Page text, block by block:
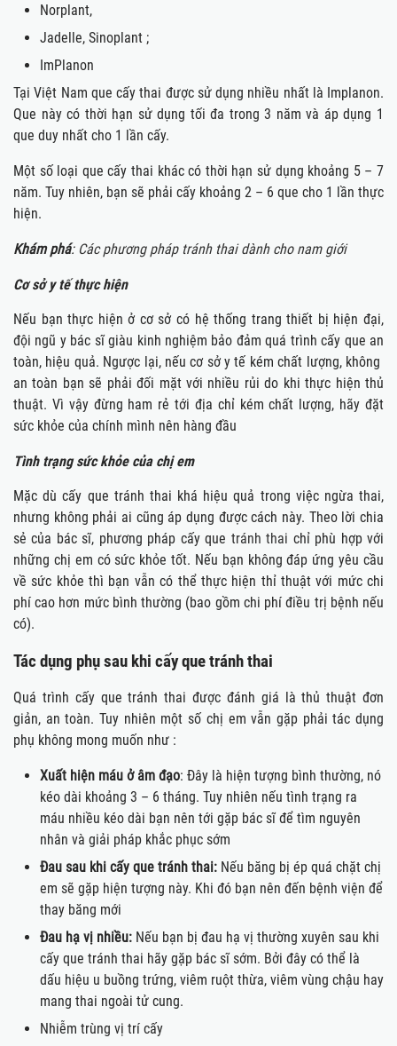
Norplant,
Jadelle, Sinoplant ;
ImPlanon
Tại Việt Nam que cấy thai được sử dụng nhiều nhất là Implanon.
Que này có thời hạn sử dụng tối đa trong 3 năm và áp dụng 1
que duy nhất cho 1 lần cấy.
Một số loại que cấy thai khác có thời hạn sử dụng khoảng 5 – 7
năm. Tuy nhiên, bạn sẽ phải cấy khoảng 2 – 6 que cho 1 lần thực
hiện.
Khám phá: Các phương pháp tránh thai dành cho nam giới
Cơ sở y tế thực hiện
Nếu bạn thực hiện ở cơ sở có hệ thống trang thiết bị hiện đại,
đội ngũ y bác sĩ giàu kinh nghiệm bảo đảm quá trình cấy que an
toàn, hiệu quả. Ngược lại, nếu cơ sở y tế kém chất lượng, không
an toàn bạn sẽ phải đối mặt với nhiều rủi do khi thực hiện thủ
thuật. Vì vậy đừng ham rẻ tới địa chỉ kém chất lượng, hãy đặt
sức khỏe của chính mình nên hàng đầu
Tình trạng sức khỏe của chị em
Mặc dù cấy que tránh thai khá hiệu quả trong việc ngừa thai,
nhưng không phải ai cũng áp dụng được cách này. Theo lời chia
sẻ của bác sĩ, phương pháp cấy que tránh thai chỉ phù hợp với
những chị em có sức khỏe tốt. Nếu bạn không đáp ứng yêu cầu
về sức khỏe thì bạn vẫn có thể thực hiện thỉ thuật với mức chi
phí cao hơn mức bình thường (bao gồm chi phí điều trị bệnh nếu
có).
Tác dụng phụ sau khi cấy que tránh thai
Quá trình cấy que tránh thai được đánh giá là thủ thuật đơn
giản, an toàn. Tuy nhiên một số chị em vẫn gặp phải tác dụng
phụ không mong muốn như :
Xuất hiện máu ở âm đạo: Đây là hiện tượng bình thường, nó
kéo dài khoảng 3 – 6 tháng. Tuy nhiên nếu tình trạng ra
máu nhiều kéo dài bạn nên tới gặp bác sĩ để tìm nguyên
nhân và giải pháp khắc phục sớm
Đau sau khi cấy que tránh thai: Nếu băng bị ép quá chặt chị
em sẽ gặp hiện tượng này. Khi đó bạn nên đến bệnh viện để
thay băng mới
Đau hạ vị nhiều: Nếu bạn bị đau hạ vị thường xuyên sau khi
cấy que tránh thai hãy gặp bác sĩ sớm. Bởi đây có thể là
dấu hiệu u buồng trứng, viêm ruột thừa, viêm vùng chậu hay
mang thai ngoài tử cung.
Nhiễm trùng vị trí cấy